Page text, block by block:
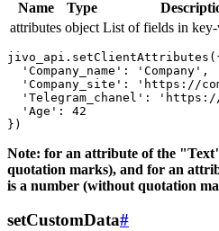
Name Type
attributes object List of fields in
  'Company_name': 'Company',
'Company_site': 'https://
'Telegram_chanel':
  'Age': 42
Note: for an attribute of the
quotation marks), and for an
is a number (without quotation
setCustomData#